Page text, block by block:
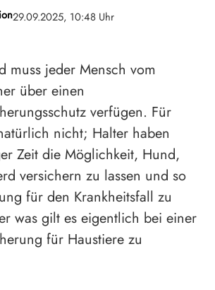
29.09.2025, 10:48 Uhr
muss jeder Mensch vom
über einen
verfügen. Für
nicht; Halter haben
Zeit die Möglichkeit, Hund,
versichern zu lassen und so
für den Krankheitsfall zu
was gilt es eigentlich bei einer
für Haustiere zu